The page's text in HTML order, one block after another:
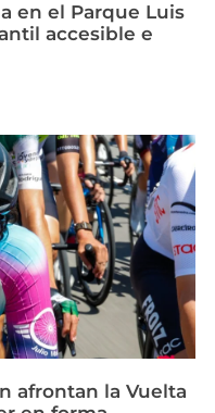
en el Parque Luis
accesible e
afrontan la Vuelta